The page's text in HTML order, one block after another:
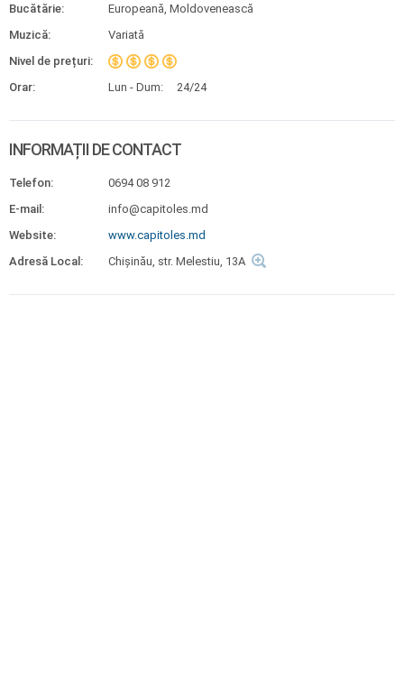
Bucătărie:
Europeană, Moldovenească
Muzică:
Variată
Nivel de prețuri:
Orar:
Lun - Dum: 24/24
INFORMAȚII DE CONTACT
Telefon:
0694 08 912
E-mail:
info@capitoles.md
Website:
www.capitoles.md
Adresă Local:
Chişinău, str. Melestiu, 13A